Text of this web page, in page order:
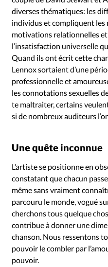
diverses thématiques: les
individus et compliquent les
motivations relationnelles
l’insatisfaction universelle
Quand ils ont écrit cette
Lennox sortaient d’une
professionnelle et
les connotations sexuelles
te maltraiter, certains
si de nombreux auditeurs
Une quête inconnue
L’artiste se positionne en
constatant que chacun
même sans vraiment
parcouru le monde, vogué
cherchons tous quelque
contribue à donner une
chanson. Nous ressentons
pouvoir le combler par
pouvoir.